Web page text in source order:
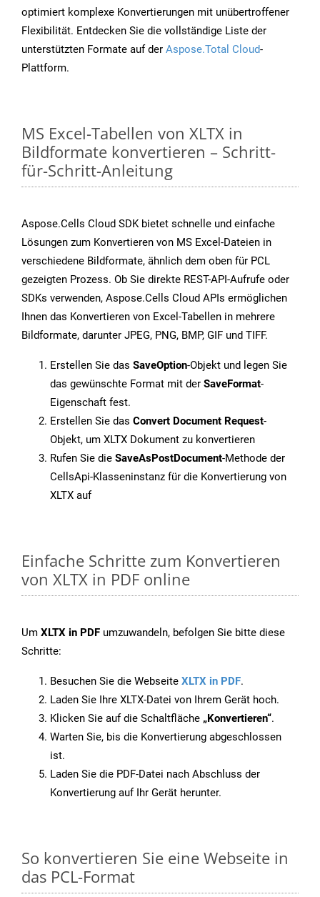
optimiert komplexe Konvertierungen mit unübertroffener
Flexibilität. Entdecken Sie die vollständige Liste der
unterstützten Formate auf der Aspose.Total Cloud-
Plattform.
MS Excel-Tabellen von XLTX in
Bildformate konvertieren – Schritt-
für-Schritt-Anleitung
Aspose.Cells Cloud SDK bietet schnelle und einfache
Lösungen zum Konvertieren von MS Excel-Dateien in
verschiedene Bildformate, ähnlich dem oben für PCL
gezeigten Prozess. Ob Sie direkte REST-API-Aufrufe oder
SDKs verwenden, Aspose.Cells Cloud APIs ermöglichen
Ihnen das Konvertieren von Excel-Tabellen in mehrere
Bildformate, darunter JPEG, PNG, BMP, GIF und TIFF.
Erstellen Sie das SaveOption-Objekt und legen Sie
das gewünschte Format mit der SaveFormat-
Eigenschaft fest.
Erstellen Sie das Convert Document Request-
Objekt, um XLTX Dokument zu konvertieren
Rufen Sie die SaveAsPostDocument-Methode der
CellsApi-Klasseninstanz für die Konvertierung von
XLTX auf
Einfache Schritte zum Konvertieren
von XLTX in PDF online
Um XLTX in PDF umzuwandeln, befolgen Sie bitte diese
Schritte:
Besuchen Sie die Webseite XLTX in PDF.
Laden Sie Ihre XLTX-Datei von Ihrem Gerät hoch.
Klicken Sie auf die Schaltfläche „Konvertieren“.
Warten Sie, bis die Konvertierung abgeschlossen
ist.
Laden Sie die PDF-Datei nach Abschluss der
Konvertierung auf Ihr Gerät herunter.
So konvertieren Sie eine Webseite in
das PCL-Format